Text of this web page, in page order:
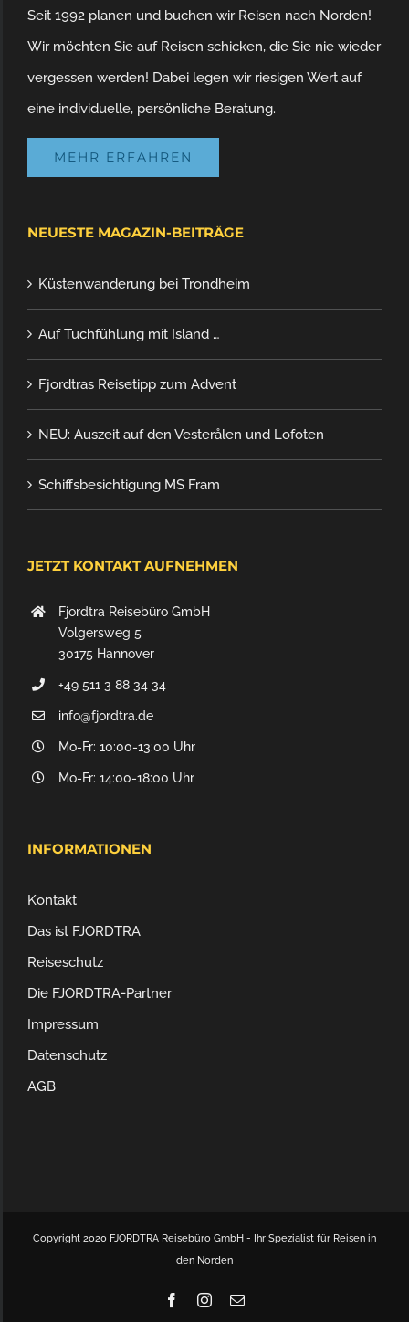
Seit 1992 planen und buchen wir Reisen nach Norden!
Wir möchten Sie auf Reisen schicken, die Sie nie wieder
vergessen werden! Dabei legen wir riesigen Wert auf
eine individuelle, persönliche Beratung.
MEHR ERFAHREN
NEUESTE MAGAZIN-BEITRÄGE
Küstenwanderung bei Trondheim
Auf Tuchfühlung mit Island …
Fjordtras Reisetipp zum Advent
NEU: Auszeit auf den Vesterålen und Lofoten
Schiffsbesichtigung MS Fram
JETZT KONTAKT AUFNEHMEN
Fjordtra Reisebüro GmbH
Volgersweg 5
30175 Hannover
+49 511 3 88 34 34
info@fjordtra.de
Mo-Fr: 10:00-13:00 Uhr
Mo-Fr: 14:00-18:00 Uhr
INFORMATIONEN
Kontakt
Das ist FJORDTRA
Reiseschutz
Die FJORDTRA-Partner
Impressum
Datenschutz
AGB
Copyright 2020 FJORDTRA Reisebüro GmbH - Ihr Spezialist für Reisen in
den Norden
FacebookInstagram
E-